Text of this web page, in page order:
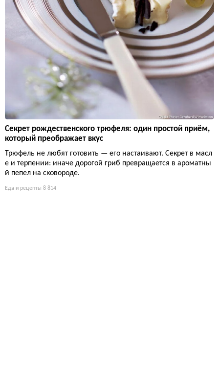
Секрет рождественского трюфеля: один простой приём,
который преображает вкус
Трюфель не любят готовить — его настаивают. Секрет в масл
е и терпении: иначе дорогой гриб превращается в ароматны
й пепел на сковороде.
Еда и рецепты 8 814